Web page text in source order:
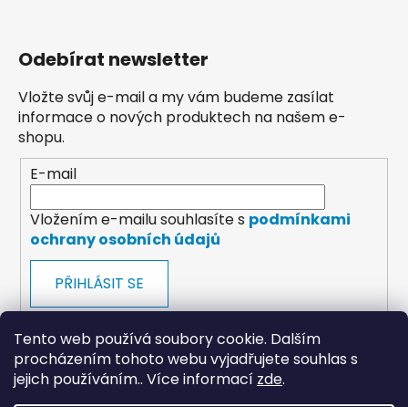
Tento web používá soubory cookie. Dalším
procházením tohoto webu vyjadřujete souhlas s
jejich používáním.. Více informací zde.
Odebírat newsletter
Vložte svůj e-mail a my vám budeme zasílat
informace o nových produktech na našem e-
shopu.
E-mail
Vložením e-mailu souhlasíte s podmínkami
ochrany osobních údajů
PŘIHLÁSIT SE